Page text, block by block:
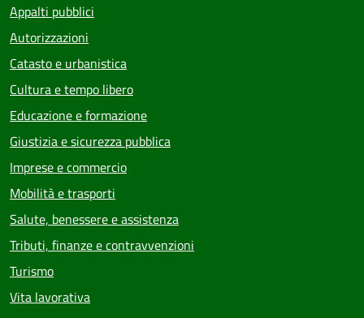
Appalti pubblici
Autorizzazioni
Catasto e urbanistica
Cultura e tempo libero
Educazione e formazione
Giustizia e sicurezza pubblica
Imprese e commercio
Mobilità e trasporti
Salute, benessere e assistenza
Tributi, finanze e contravvenzioni
Turismo
Vita lavorativa